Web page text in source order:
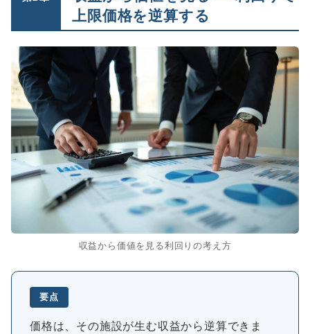
上限価格を逆算する
収益から価値を見る利回りの考え方
要点
価格は、その施設が生む収益から逆算できま